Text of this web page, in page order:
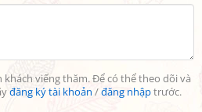
khách viếng thăm. Để có thể theo dõi và
đăng ký tài khoản /đăng nhậptrước.